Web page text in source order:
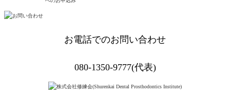
お電話でのお問い合わせ
080-1350-9777(代表)